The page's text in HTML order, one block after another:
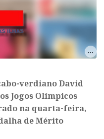
verdiano David
Jogos Olímpicos
na quarta-feira,
de Mérito